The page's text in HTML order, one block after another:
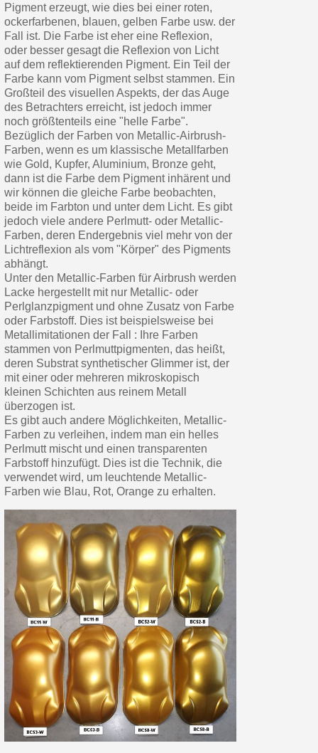
Pigment erzeugt, wie dies bei einer roten,
ockerfarbenen, blauen, gelben Farbe usw. der
Fall ist. Die Farbe ist eher eine Reflexion,
oder besser gesagt die Reflexion von Licht
auf dem reflektierenden Pigment. Ein Teil der
Farbe kann vom Pigment selbst stammen. Ein
Großteil des visuellen Aspekts, der das Auge
des Betrachters erreicht, ist jedoch immer
noch größtenteils eine "helle Farbe".
Bezüglich der Farben von Metallic-Airbrush-
Farben, wenn es um klassische Metallfarben
wie Gold, Kupfer, Aluminium, Bronze geht,
dann ist die Farbe dem Pigment inhärent und
wir können die gleiche Farbe beobachten,
beide im Farbton und unter dem Licht. Es gibt
jedoch viele andere Perlmutt- oder Metallic-
Farben, deren Endergebnis viel mehr von der
Lichtreflexion als vom "Körper" des Pigments
abhängt.
Unter den Metallic-Farben für Airbrush werden
Lacke hergestellt mit nur Metallic- oder
Perlglanzpigment und ohne Zusatz von Farbe
oder Farbstoff. Dies ist beispielsweise bei
Metallimitationen der Fall : Ihre Farben
stammen von Perlmuttpigmenten, das heißt,
deren Substrat synthetischer Glimmer ist, der
mit einer oder mehreren mikroskopisch
kleinen Schichten aus reinem Metall
überzogen ist.
Es gibt auch andere Möglichkeiten, Metallic-
Farben zu verleihen, indem man ein helles
Perlmutt mischt und einen transparenten
Farbstoff hinzufügt. Dies ist die Technik, die
verwendet wird, um leuchtende Metallic-
Farben wie Blau, Rot, Orange zu erhalten.